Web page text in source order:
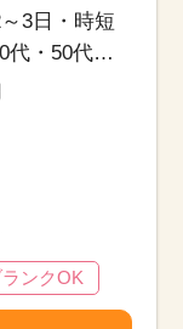
3日・時短
・50代活
ンクOK